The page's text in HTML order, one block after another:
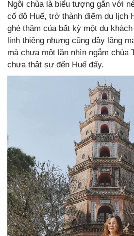
Ngôi chùa là biểu tượng gắn với
cố đô Huế, trở thành điểm du lịch
ghé thăm của bất kỳ một du
linh thiêng nhưng cũng đầy lãng
mà chưa một lần nhìn ngắm chùa
chưa thật sự đến Huế đấy.